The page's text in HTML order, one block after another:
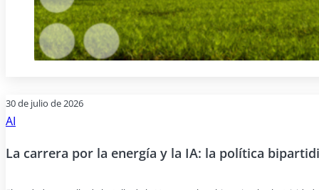
30 de julio de 2026
AI
La carrera por la energía y la IA: la política